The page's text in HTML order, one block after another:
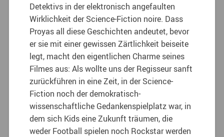
Detektivs in der elektronisch angefaulten
Wirklichkeit der Science-Fiction noire. Dass
Proyas all diese Geschichten andeutet, bevor
er sie mit einer gewissen Zärtlichkeit beiseite
legt, macht den eigentlichen Charme seines
Filmes aus: Als wollte uns der Regisseur sanft
zurückführen in eine Zeit, in der Science-
Fiction noch der demokratisch-
wissenschaftliche Gedankenspielplatz war, in
dem sich Kids eine Zukunft träumen, die
weder Football spielen noch Rockstar werden